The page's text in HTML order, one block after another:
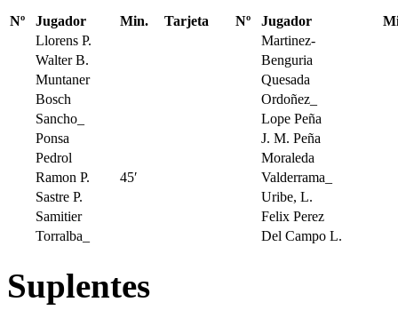
Nº Jugador Min. Tarjeta Nº Jugador
Llorens P.
Martinez-
Walter B.
Benguria
Muntaner
Quesada
Bosch
Ordoñez_
Sancho_
Lope Peña
Ponsa
J. M. Peña
Pedrol
Moraleda
Ramon P.
45′
Valderrama_
Sastre P.
Uribe, L.
Samitier
Felix Perez
Torralba_
Del Campo L.
Suplentes